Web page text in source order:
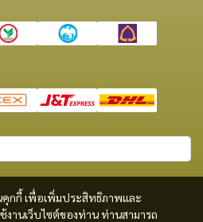
คุกกี้ เพื่อเพิ่มประสิทธิภาพและ
านเว็บไซต์ของท่าน ท่านสามารถ